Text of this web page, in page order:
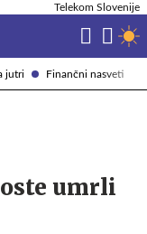
jutri Finančni nasveti
Telekom Slovenije
umrli